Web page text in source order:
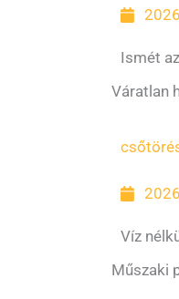
Ismét
Váratlan
Víz
Műszaki